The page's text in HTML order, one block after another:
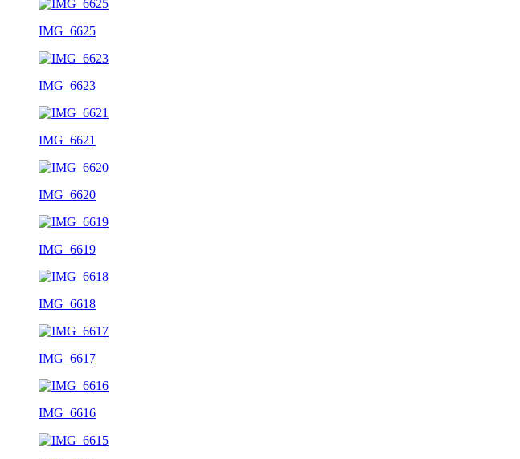
IMG_6625
IMG_6623
IMG_6621
IMG_6620
IMG_6619
IMG_6618
IMG_6617
IMG_6616